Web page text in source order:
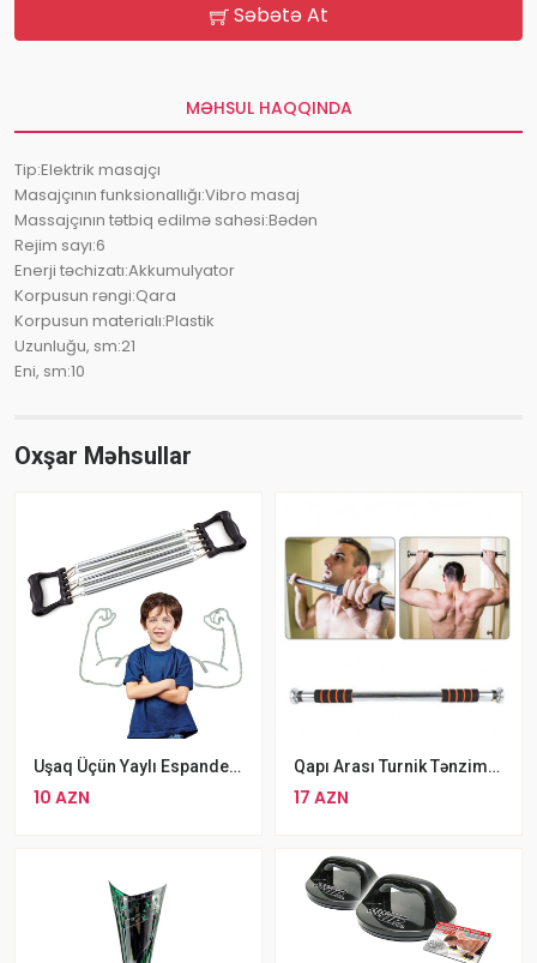
Səbətə At
MƏHSUL HAQQINDA
Tip:Elektrik masajçı
Masajçının funksionallığı:Vibro masaj
Massajçının tətbiq edilmə sahəsi:Bədən
Rejim sayı:6
Enerji təchizatı:Akkumulyator
Korpusun rəngi:Qara
Korpusun materialı:Plastik
Uzunluğu, sm:21
Eni, sm:10
Oxşar Məhsullar
Uşaq Üçün Yaylı Espander Sinə Qol Əzələ Məşqi Üçün Children Chest Developer
10 AZN
Qapı Arası Turnik Tənzimlənən Polad Turnik 60-100sm
17 AZN